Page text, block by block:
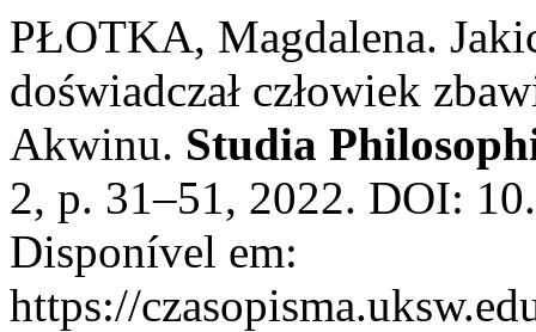
PŁOTKA, Magdalena.
doświadczał człowiek
Akwinu. Studia
2, p. 31–51, 2022. DOI:
Disponível em:
https://